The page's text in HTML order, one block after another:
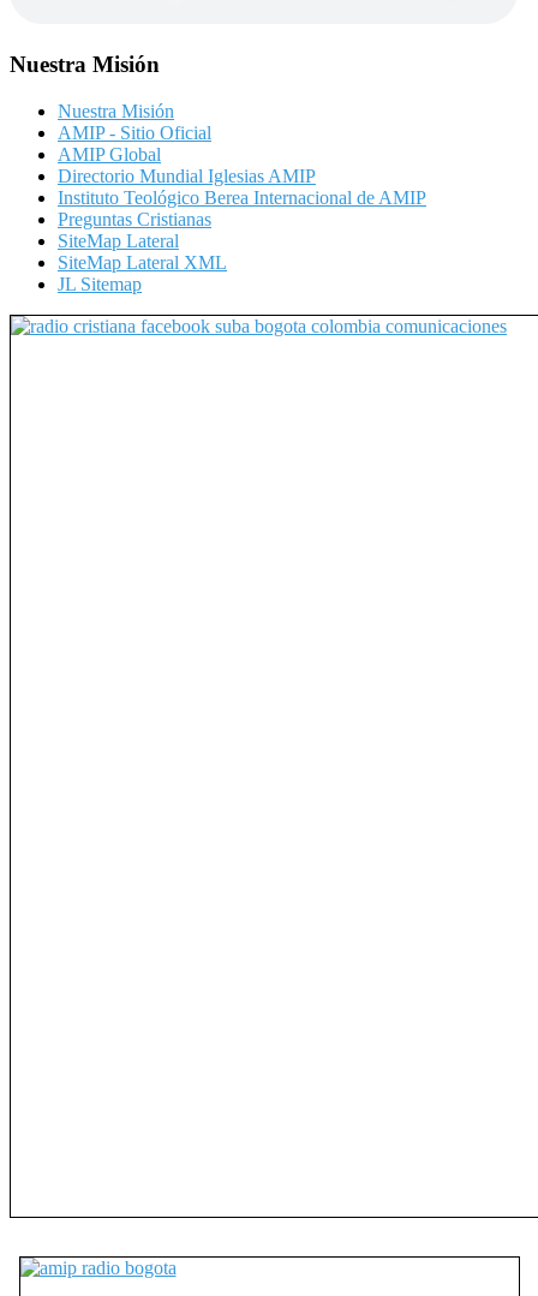
Nuestra Misión
Nuestra Misión
AMIP - Sitio Oficial
AMIP Global
Directorio Mundial Iglesias AMIP
Instituto Teológico Berea Internacional de AMIP
Preguntas Cristianas
SiteMap Lateral
SiteMap Lateral XML
JL Sitemap